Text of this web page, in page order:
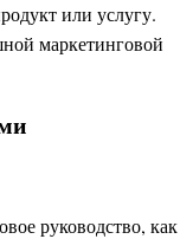
или услугу.
маркетинговой
руководство, как